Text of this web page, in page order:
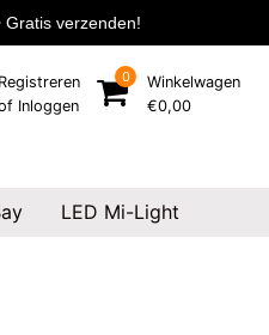
Registreren
Inloggen
0
Winkelwagen
€0,00
LED Mi-Light
Gratis verzenden!